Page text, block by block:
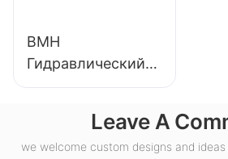
BMH
Гидравлический
двигатель S
Leave A
we welcome custom designs and